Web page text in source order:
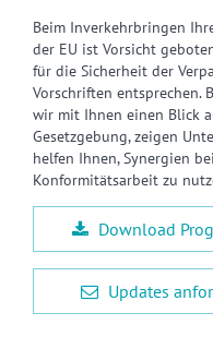
Beim Inverkehrbringen
der EU ist Vorsicht
für die Sicherheit der
Vorschriften entsprechen.
wir mit Ihnen einen Blick
Gesetzgebung, zeigen
helfen Ihnen, Synergien
Konformitätsarbeit zu
Download
Updates